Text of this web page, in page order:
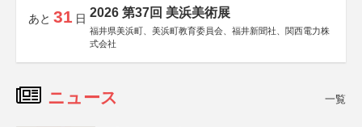
あと 31 日 2026 第37回 美浜美術展
福井県美浜町、美浜町教育委員会、福井新聞社、関西電力株
式会社
ニュース 一覧